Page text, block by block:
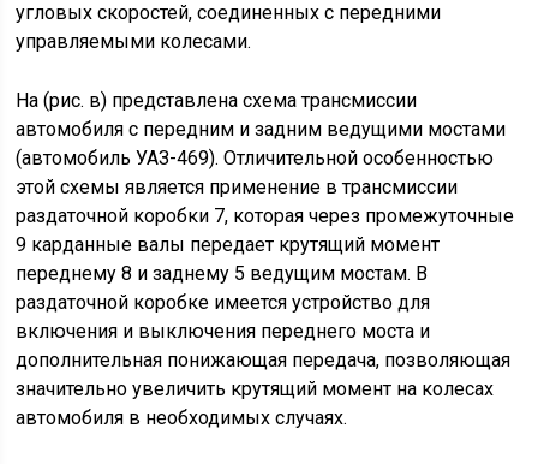
угловых скоростей, соединенных с передними
управляемыми колесами.
На (рис. в) представлена схема трансмиссии
автомобиля с передним и задним ведущими мостами
(автомобиль УАЗ-469). Отличительной особенностью
этой схемы является применение в трансмиссии
раздаточной коробки 7, которая через промежуточные
9 карданные валы передает крутящий момент
переднему 8 и заднему 5 ведущим мостам. В
раздаточной коробке имеется устройство для
включения и выключения переднего моста и
дополнительная понижающая передача, позволяющая
значительно увеличить крутящий момент на колесах
автомобиля в необходимых случаях.